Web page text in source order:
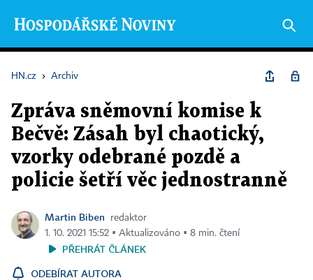
HN.cz › Archiv
Zpráva sněmovní komise k
Bečvě: Zásah byl chaotický,
vzorky odebrané pozdě a
policie šetří věc jednostranně
Martin Biben
redaktor
1. 10. 2021 15:52 ▪ Aktualizováno ▪ 8 min. čtení
PŘEHRÁT ČLÁNEK
ODEBÍRAT AUTORA